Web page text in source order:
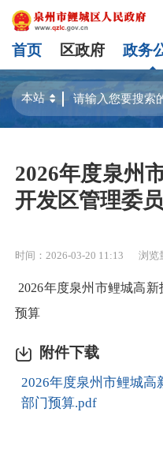
首页 区政府 政务
2026年度泉州
开发区管理委
时间：2026-03-20 11:13 浏览
2026年度泉州市鲤城高
预算
附件下载
2026年度泉州市鲤城
部门预算.pdf